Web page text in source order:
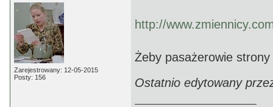
Zarejestrowany: 12-05-2015
Posty: 156
http://
Żeby pasażerowie
Ostatnio edytowany